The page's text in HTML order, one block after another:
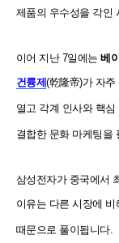
제품의 우수성을 각인
이어 지난 7일에는베
건륭제(乾隆帝)가 자
열고 각계 인사와 핵
결합한 문화 마케팅을
삼성전자가 중국에서
이유는 다른 시장에 비
때문으로 풀이됩니다.